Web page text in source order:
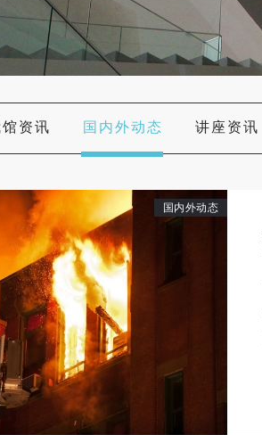
动
资讯 国内外动态 讲座资讯
国内外动态